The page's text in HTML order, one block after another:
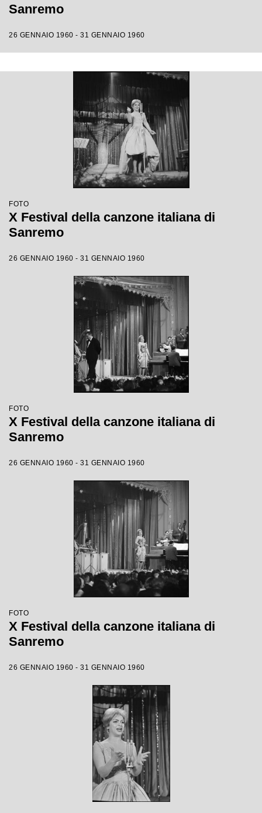
Sanremo
26 GENNAIO 1960 - 31 GENNAIO 1960
FOTO
X Festival della canzone italiana di
Sanremo
26 GENNAIO 1960 - 31 GENNAIO 1960
FOTO
X Festival della canzone italiana di
Sanremo
26 GENNAIO 1960 - 31 GENNAIO 1960
FOTO
X Festival della canzone italiana di
Sanremo
26 GENNAIO 1960 - 31 GENNAIO 1960